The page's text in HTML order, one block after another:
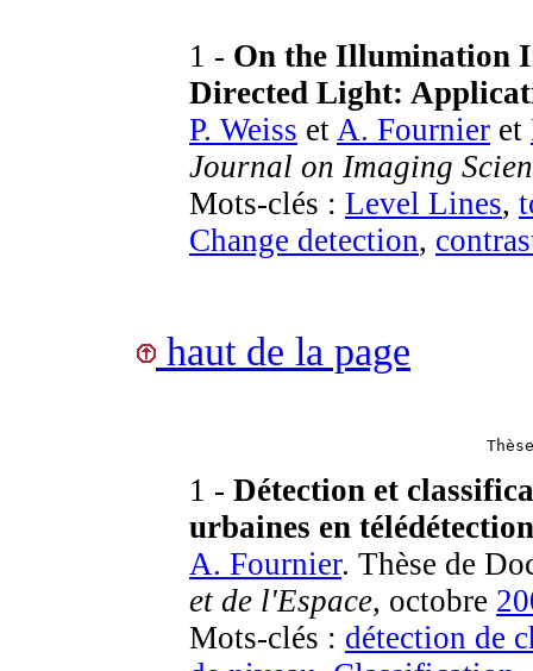
1 - On the Illumination
Directed Light:
P. Weiss et A. Fournier et
Journal on Imaging
Mots-clés : Level Lines,
Change detection,
haut de la page
1 - Détection et
urbaines en télédétection
A. Fournier. Thèse de
et de l'Espace, octobre
Mots-clés : détection de